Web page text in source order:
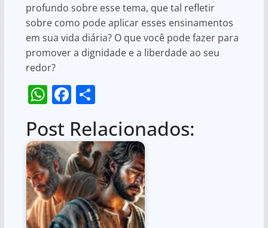
profundo sobre esse tema, que tal refletir
sobre como pode aplicar esses ensinamentos
em sua vida diária? O que você pode fazer para
promover a dignidade e a liberdade ao seu
redor?
W
at
s
A
p
p
F
c
e
b
o
o
S
ar
e
Post Relacionados: